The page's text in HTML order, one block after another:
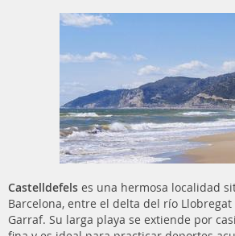
Castelldefels es una hermosa localidad
Barcelona, entre el delta del río Llobregat
Garraf. Su larga playa se extiende por